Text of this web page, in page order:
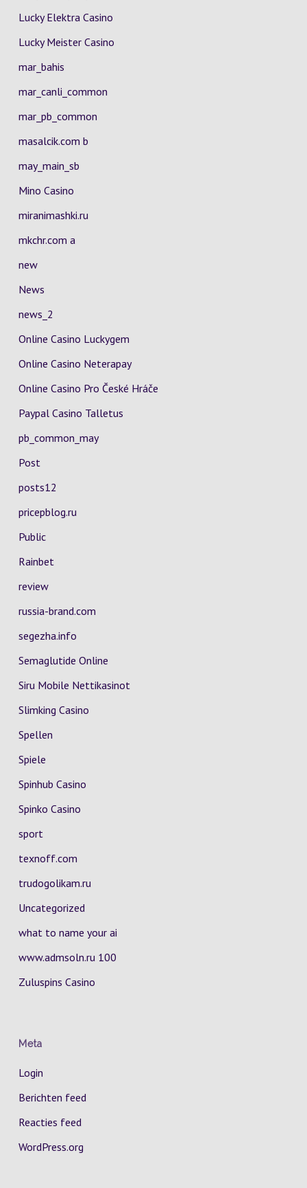
Lucky Elektra Casino
Lucky Meister Casino
mar_bahis
mar_canli_common
mar_pb_common
masalcik.com b
may_main_sb
Mino Casino
miranimashki.ru
mkchr.com a
new
News
news_2
Online Casino Luckygem
Online Casino Neterapay
Online Casino Pro České Hráče
Paypal Casino Talletus
pb_common_may
Post
posts12
pricepblog.ru
Public
Rainbet
review
russia-brand.com
segezha.info
Semaglutide Online
Siru Mobile Nettikasinot
Slimking Casino
Spellen
Spiele
Spinhub Casino
Spinko Casino
sport
texnoff.com
trudogolikam.ru
Uncategorized
what to name your ai
www.admsoln.ru 100
Zuluspins Casino
Meta
Login
Berichten feed
Reacties feed
WordPress.org